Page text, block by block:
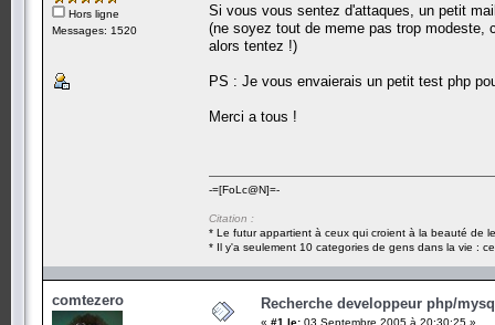
Hors ligne
Messages: 1520
Si vous vous sentez d'attaques, un petit
(ne soyez tout de meme pas trop modeste,
alors tentez !)
PS : Je vous envaierais un petit test php
Merci a tous !
-=[FoLc@N]=-
Citation :
* Le futur appartient à ceux qui croient à la beauté de
* Il y'a seulement 10 categories de gens dans la vie :
comtezero Recherche developpeur php/
« #1 le: 03 Septembre 2005 à 20:30:25 »